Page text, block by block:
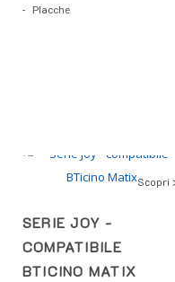
Placche
Scopri
SERIE JOY -
COMPATIBILE
BTICINO MATIX